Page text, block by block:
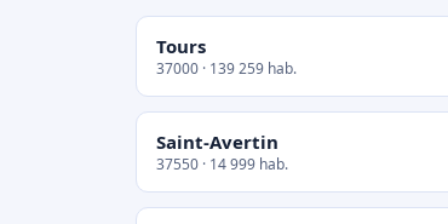
Tours
37000 · 139 259 hab.
Saint-Avertin
37550 · 14 999 hab.